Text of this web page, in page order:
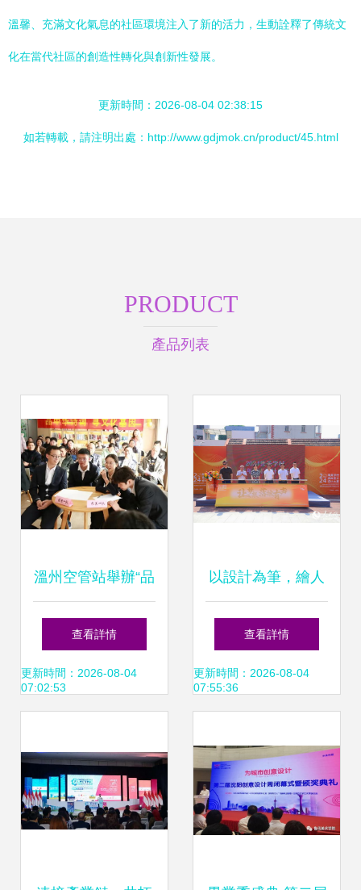
溫馨、充滿文化氣息的社區環境注入了新的活力，生動詮釋了傳統文
化在當代社區的創造性轉化與創新性發展。
更新時間：2026-08-04 02:38:15
如若轉載，請注明出處：http://www.gdjmok.cn/product/45.html
PRODUCT
產品列表
溫州空管站舉辦“品
中華詩詞 尋文化基
因”文化交流活動
查看詳情
更新時間：2026-08-04
07:02:53
以設計為筆，繪人
文集美——2024集
美學村青年藝術設
交流活動正式啟動
查看詳情
更新時間：2026-08-04
07:55:36